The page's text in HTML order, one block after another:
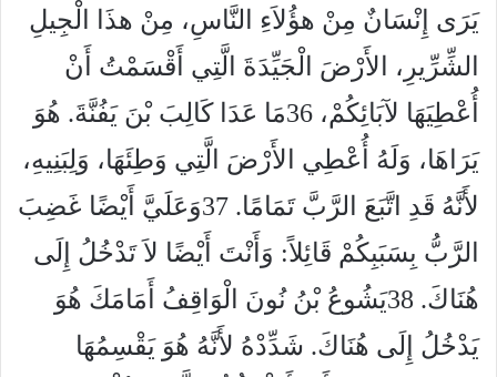
يَرَى إِنْسَانٌ مِنْ هؤُلاَءِ النَّاسِ، مِنْ هذَا الْجِيلِ
الشِّرِّيرِ، الأَرْضَ الْجَيِّدَةَ الَّتِي أَقْسَمْتُ أَنْ
أُعْطِيَهَا لآبَائِكُمْ، 36مَا عَدَا كَالِبَ بْنَ يَفُنَّةَ. هُوَ
يَرَاهَا، وَلَهُ أُعْطِي الأَرْضَ الَّتِي وَطِئَهَا، وَلِبَنِيهِ،
لأَنَّهُ قَدِ اتَّبَعَ الرَّبَّ تَمَامًا. 37وَعَلَيَّ أَيْضًا غَضِبَ
الرَّبُّ بِسَبَبِكُمْ قَائِلاً: وَأَنْتَ أَيْضًا لاَ تَدْخُلُ إِلَى
هُنَاكَ. 38يَشُوعُ بْنُ نُونَ الْوَاقِفُ أَمَامَكَ هُوَ
يَدْخُلُ إِلَى هُنَاكَ. شَدِّدْهُ لأَنَّهُ هُوَ يَقْسِمُهَا